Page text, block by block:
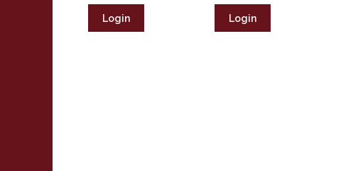
Login Login